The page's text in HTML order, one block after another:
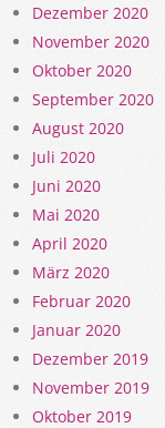
Dezember 2020
November 2020
Oktober 2020
September 2020
August 2020
Juli 2020
Juni 2020
Mai 2020
April 2020
März 2020
Februar 2020
Januar 2020
Dezember 2019
November 2019
Oktober 2019